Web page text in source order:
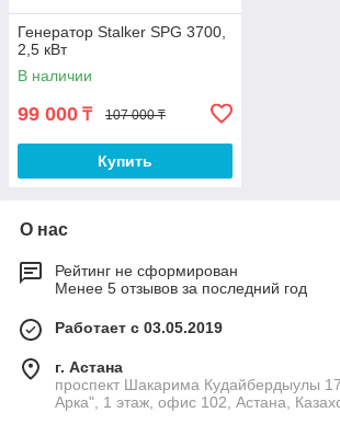
Генератор Stalker SPG 3700,
2,5 кВт
В наличии
99 000 ₸ 107 000 ₸
Купить
О нас
Рейтинг не сформирован
Менее 5 отзывов за последний год
Работает с 03.05.2019
г. Астана
проспект Шакарима Кудайбердыулы
Арка", 1 этаж, офис 102, Астана,